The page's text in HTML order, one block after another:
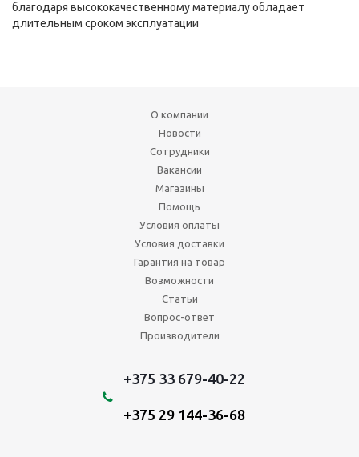
благодаря высококачественному материалу обладает
длительным сроком эксплуатации
О компании
Новости
Сотрудники
Вакансии
Магазины
Помощь
Условия оплаты
Условия доставки
Гарантия на товар
Возможности
Статьи
Вопрос-ответ
Производители
+375 33 679-40-22
+375 29 144-36-68